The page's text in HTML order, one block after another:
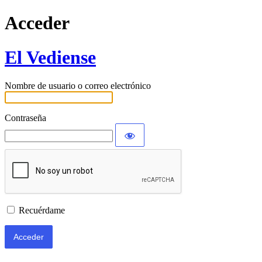
Acceder
El Vediense
Nombre de usuario o correo electrónico
Contraseña
Recuérdame